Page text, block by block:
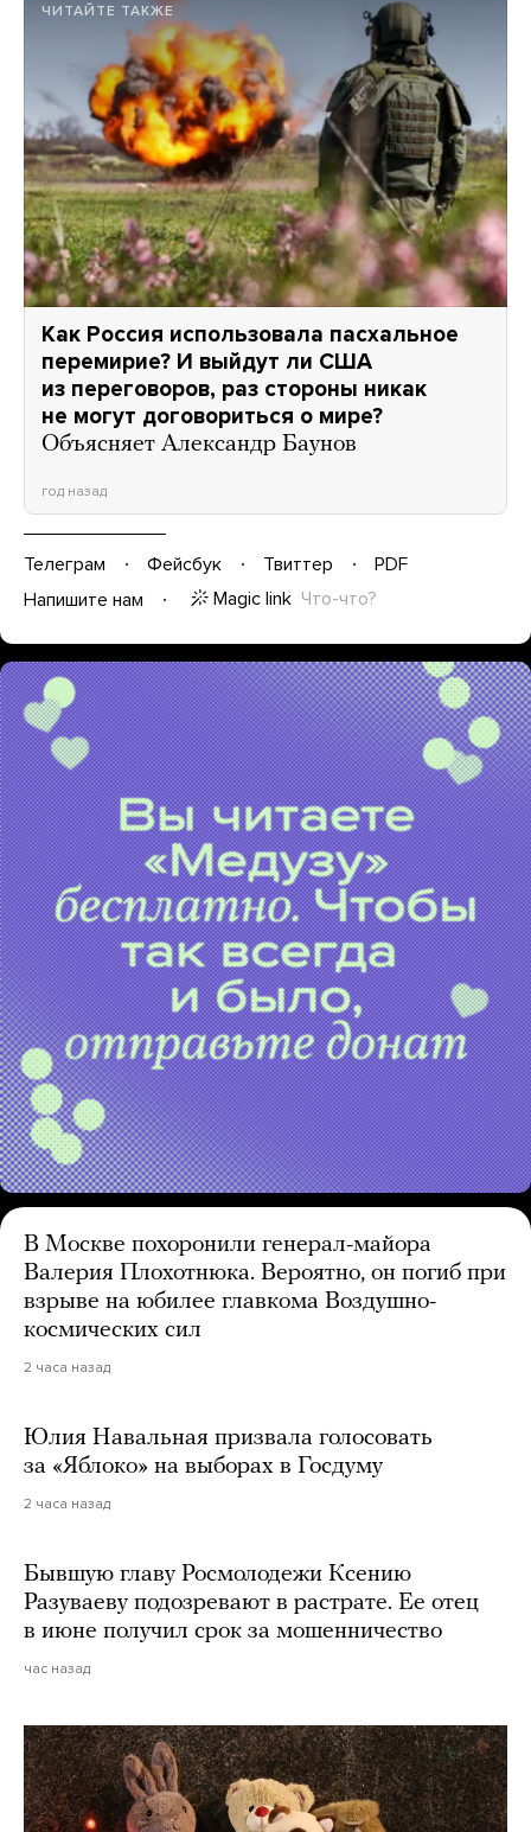
ЧИТАЙТЕ ТАКЖЕ
Как Россия использовала пасхальное
перемирие? И выйдут ли США
из переговоров, раз стороны никак
не могут договориться о мире?
Объясняет Александр Баунов
год назад
Телеграм Фейсбук Твиттер
PDF
Напишите нам
Magic link Что-что?
В Москве похоронили генерал-майора
Валерия Плохотнюка. Вероятно, он погиб при
взрыве на юбилее главкома Воздушно-
космических сил
2 часа назад
Юлия Навальная призвала голосовать
за «Яблоко» на выборах в Госдуму
2 часа назад
Бывшую главу Росмолодежи Ксению
Разуваеву подозревают в растрате. Ее отец
в июне получил срок за мошенничество
час назад